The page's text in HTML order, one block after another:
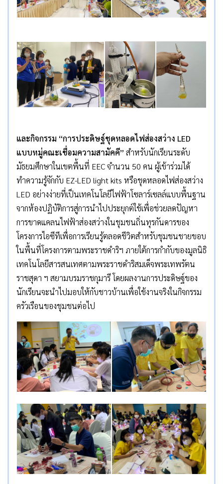
และกิจกรรม “การประดิษฐ์ชุดหลอดไฟส่องสว่าง LED
แบบหมู่คณะเชื่อมความสามัคคี” สำหรับนักเรียนระดับ
มัธยมศึกษาในเขตพื้นที่ EEC จำนวน 50 คน ผู้เข้าร่วมได้
ทำความรู้จักกับ EZ-LED light kits หรือชุดหลอดไฟส่องสว่าง
LED อย่างง่ายที่เป็นเทคโนโลยีไฟฟ้าโซลาร์เซลล์แบบพื้นฐาน
จากห้องปฏิบัติการสู่การนำไปประยุกต์ใช้เพื่อช่วยลดปัญหา
การขาดแคลนไฟฟ้าส่องสว่างในชุมชนถิ่นทุรกันดารของ
โครงการไอซีทีเพื่อการเรียนรู้ตลอดชีวิตสำหรับชุมชนชายขอบ
ในพื้นที่โครงการตามพระราชดำริฯ ภายใต้การกำกับของมูลนิธิ
เทคโนโลยีสารสนเทศตามพระราชดำริสมเด็จพระเทพรัตน
ราชสุดา ฯ สยามบรมราชกุมารี โดยผลงานการประดิษฐ์ของ
นักเรียนจะนำไปมอบให้กับชาวบ้านเพื่อใช้งานจริงในกิจกรรม
ครัวเรือนของชุมชนต่อไป